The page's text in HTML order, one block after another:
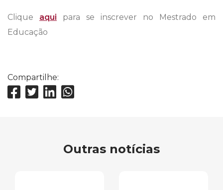
Clique aqui para se inscrever no Mestrado em
Educação
Compartilhe:
Outras notícias